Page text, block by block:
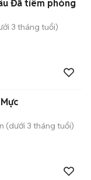
Đã tiêm phòng
3 tháng tuổi)
(dưới 3 tháng tuổi)